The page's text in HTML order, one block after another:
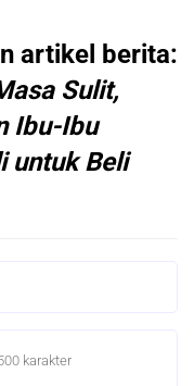
artikel berita:
Sulit,
Ibu-Ibu
untuk Beli